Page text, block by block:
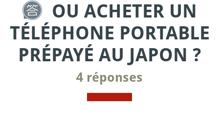
OU ACHETER UN
TÉLÉPHONE PORTABLE
PRÉPAYÉ AU JAPON ?
4 réponses